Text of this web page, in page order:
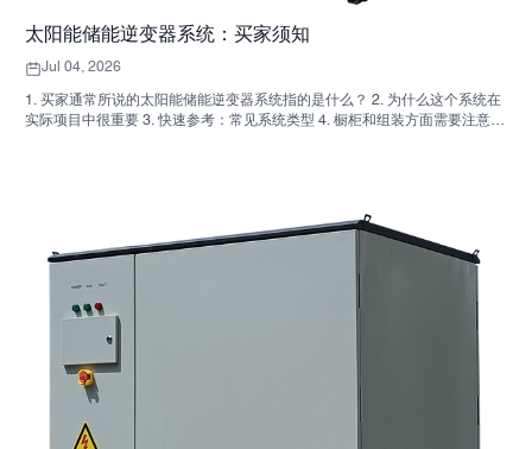
太阳能储能逆变器系统：买家须知
Jul 04, 2026
1. 买家通常所说的太阳能储能逆变器系统指的是什么？ 2. 为什么这个系统在
实际项目中很重要 3. 快速参考：常见系统类型 4. 橱柜和组装方面需要注意什